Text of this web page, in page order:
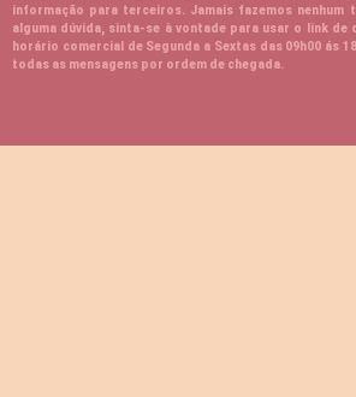
informação para terceiros. Jamais fazemos nenhum
alguma dúvida, sinta-se à vontade para usar o link
horário comercial de Segunda a Sextas das 09h00 ás
todas as mensagens por ordem de chegada.